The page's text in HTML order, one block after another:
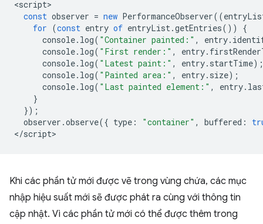
<script
const observer = new PerformanceObserver((
for (const entry of entryList.getEntries())
{
console. log( "Container painted:" , entry.
console. log( "First render:" , entry.
console. log( "Latest paint:" , entry. startTime);
console. log( "Painted area:" , entry. size);
console. log( "Last painted element:" , entry.
}
});
observer .observe({ type : "container" , buffered :
</script
Khi các phần tử mới được vẽ trong vùng chứa, các mục
nhập hiệu suất mới sẽ được phát ra cùng với thông tin
cập nhật. Vì các phần tử mới có thể được thêm trong